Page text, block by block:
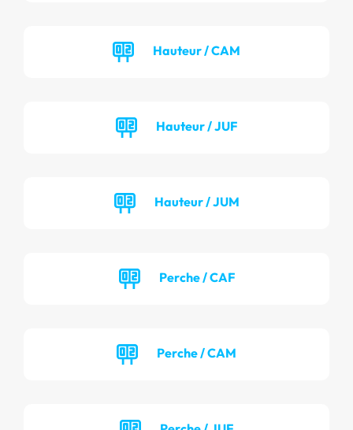
Hauteur / CAM
Hauteur / JUF
Hauteur / JUM
Perche / CAF
Perche / CAM